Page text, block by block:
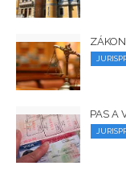
PAS A